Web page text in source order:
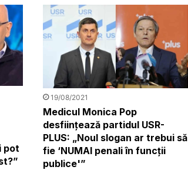
pot
19/08/2021
Medicul Monica Pop
desființează partidul USR-
PLUS: „Noul slogan ar trebui să
fie ‘NUMAI penali în funcții
publice'”